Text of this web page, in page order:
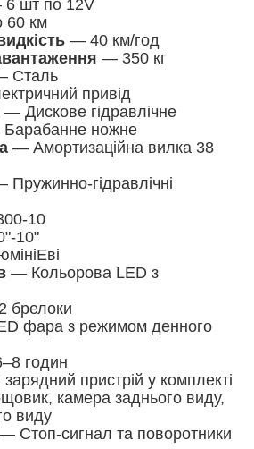
шт по 12V
км
— 40 км/год
— 350 кг
Сталь
привід
— Дискове гідравлічне
ножне
— Амортизаційна вилка 38
Пружинно-гідравлічні
10
10"
— Кольорова LED з
брелоки
фара з режимом денного
годин
пристрій у комплекті
камера заднього виду,
виду
— Стоп-сигнал та поворотники